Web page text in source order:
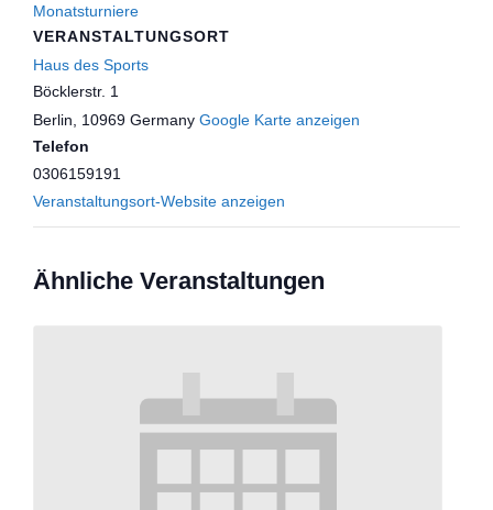
Monatsturniere
VERANSTALTUNGSORT
Haus des Sports
Böcklerstr. 1
Berlin, 10969 Germany Google Karte anzeigen
Telefon
0306159191
Veranstaltungsort-Website anzeigen
Ähnliche Veranstaltungen